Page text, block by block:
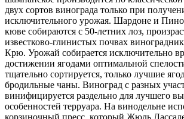
двух сортов винограда только при
исключительного урожая. Шардоне и
кюве собираются с 50-летних лоз,
известково-глинистых почвах
Крю. Урожай собирается исключительно
достижении ягодами оптимальной
тщательно сортируется, только лучшие
бродильные чаны. Виноград с разных
винифицируется раздельно для лучшего
особенностей терруара. На винодельне
корзиночный пресс, который Жюль